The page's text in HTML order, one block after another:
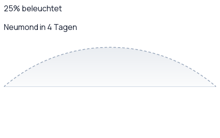
25% beleuchtet
Neumond in 4 Tagen